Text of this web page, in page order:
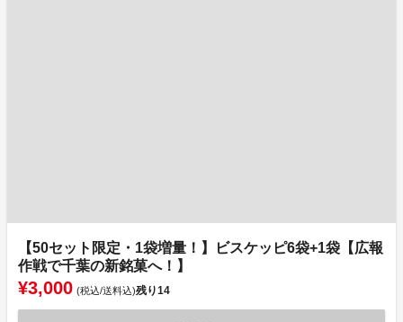
【50セット限定・1袋増量！】ビスケッピ6袋+1袋【広報
作戦で千葉の新銘菓へ！】
¥3,000 (税込/送料込)残り14